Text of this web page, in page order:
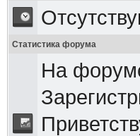
Статистика форума
На